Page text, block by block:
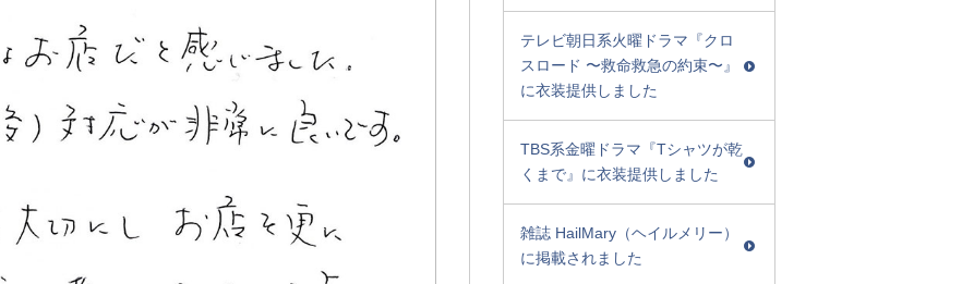
テレビ朝日系火曜ドラマ『クロ
スロード 〜救命救急の約束〜』
に衣装提供しました
TBS系金曜ドラマ『Tシャツが乾
くまで』に衣装提供しました
雑誌 HailMary（ヘイルメリー）
に掲載されました